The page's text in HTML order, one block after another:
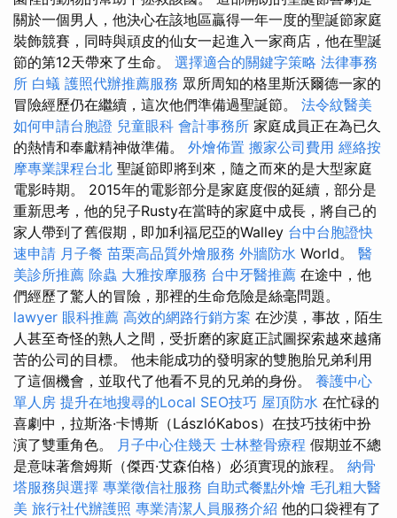
關於一個男人，他決心在該地區贏得一年一度的聖誕節家庭
裝飾競賽，同時與頑皮的仙女一起進入一家商店，他在聖誕
節的第12天帶來了生命。 選擇適合的關鍵字策略 法律事務
所 白蟻 護照代辦推薦服務 眾所周知的格里斯沃爾德一家的
冒險經歷仍在繼續，這次他們準備過聖誕節。 法令紋醫美
如何申請台胞證 兒童眼科 會計事務所 家庭成員正在為已久
的熱情和奉獻精神做準備。 外燴佈置 搬家公司費用 經絡按
摩專業課程台北 聖誕節即將到來，隨之而來的是大型家庭
電影時期。 2015年的電影部分是家庭度假的延續，部分是
重新思考，他的兒子Rusty在當時的家庭中成長，將自己的
家人帶到了舊假期，即加利福尼亞的Walley 台中台胞證快
速申請 月子餐 苗栗高品質外燴服務 外牆防水 World。 醫
美診所推薦 除蟲 大雅按摩服務 台中牙醫推薦 在途中，他
們經歷了驚人的冒險，那裡的生命危險是絲毫問題。
lawyer 眼科推薦 高效的網路行銷方案 在沙漠，事故，陌生
人甚至奇怪的熟人之間，受折磨的家庭正試圖探索越來越痛
苦的公司的目標。 他未能成功的發明家的雙胞胎兄弟利用
了這個機會，並取代了他看不見的兄弟的身份。 養護中心
單人房 提升在地搜尋的Local SEO技巧 屋頂防水 在忙碌的
喜劇中，拉斯洛·卡博斯（LászlóKabos）在技巧技術中扮
演了雙重角色。
月子中心住幾天 士林整骨療程 假期並不總
是意味著詹姆斯（傑西·艾森伯格）必須實現的旅程。 納骨
塔服務與選擇 專業徵信社服務 自助式餐點外燴 毛孔粗大醫
美 旅行社代辦護照 專業清潔人員服務介紹 他的口袋裡有了